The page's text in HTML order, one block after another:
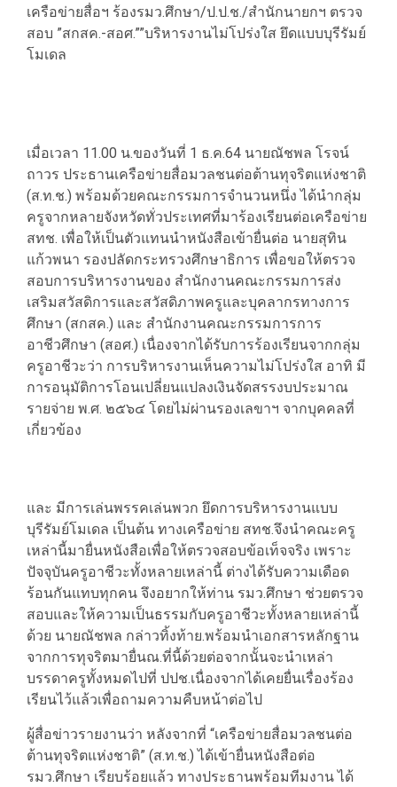
เครือข่ายสื่อฯ ร้องรมว.ศึกษา/ป.ป.ช./สำนักนายกฯ ตรวจ
สอบ ”สกสค.-สอศ.””บริหารงานไม่โปร่งใส ยึดแบบบุรีรัมย์
โมเดล
​เมื่อเวลา 11.00 น.ของวันที่ 1 ธ.ค.64 นายณัชพล โรจน์
ถาวร ประธานเครือข่ายสื่อมวลชนต่อต้านทุจริตแห่งชาติ
(ส.ท.ช.) พร้อมด้วยคณะกรรมการจำนวนหนึ่ง ได้นำกลุ่ม
ครูจากหลายจังหวัดทั่วประเทศที่มาร้องเรียนต่อเครือข่าย
สทช. เพื่อให้เป็นตัวแทนนำหนังสือเข้ายื่นต่อ นายสุทิน
แก้วพนา รองปลัดกระทรวงศึกษาธิการ เพื่อขอให้ตรวจ
สอบการบริหารงานของ สำนักงานคณะกรรมการส่ง
เสริมสวัสดิการและสวัสดิภาพครูและบุคลากรทางการ
ศึกษา (สกสค.) และ สำนักงานคณะกรรมการการ
อาชีวศึกษา (สอศ.) เนื่องจากได้รับการร้องเรียนจากกลุ่ม
ครูอาชีวะว่า การบริหารงานเห็นความไม่โปร่งใส อาทิ มี
การอนุมัติการโอนเปลี่ยนแปลงเงินจัดสรรงบประมาณ
รายจ่าย พ.ศ. ๒๕๖๔ โดยไม่ผ่านรองเลขาฯ จากบุคคลที่
เกี่ยวข้อง
และ มีการเล่นพรรคเล่นพวก ยึดการบริหารงานแบบ
บุรีรัมย์โมเดล เป็นต้น ทางเครือข่าย สทช.จึงนำคณะครู
เหล่านี้มายื่นหนังสือเพื่อให้ตรวจสอบข้อเท็จจริง เพราะ
ปัจจุบันครูอาชีวะทั้งหลายเหล่านี้ ต่างได้รับความเดือด
ร้อนกันแทบทุกคน จึงอยากให้ท่าน รมว.ศึกษา ช่วยตรวจ
สอบและให้ความเป็นธรรมกับครูอาชีวะทั้งหลายเหล่านี้
ด้วย นายณัชพล กล่าวทิ้งท้าย.พร้อมนำเอกสารหลักฐาน
จากการทุจริตมายื่นณ.ที่นี้ด้วยต่อจากนั้นจะนำเหล่า
บรรดาครูทั้งหมดไปที่ ปปช.เนื่องจากได้เคยยื่นเรื่องร้อง
เรียนไว้แล้วเพื่อถามความคืบหน้าต่อไป
​ผู้สื่อข่าวรายงานว่า หลังจากที่ “เครือข่ายสื่อมวลชนต่อ
ต้านทุจริตแห่งชาติ” (ส.ท.ช.) ได้เข้ายื่นหนังสือต่อ
รมว.ศึกษา เรียบร้อยแล้ว ทางประธานพร้อมทีมงาน ได้